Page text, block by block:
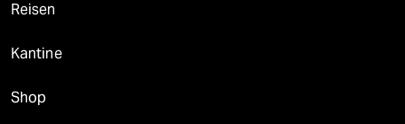
Reisen
Kantine
Shop